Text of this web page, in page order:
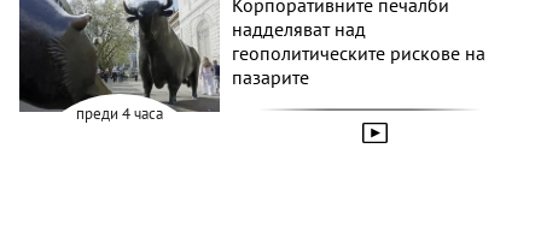
преди 4 часа
надделяват над
геополитическите рискове на
пазарите